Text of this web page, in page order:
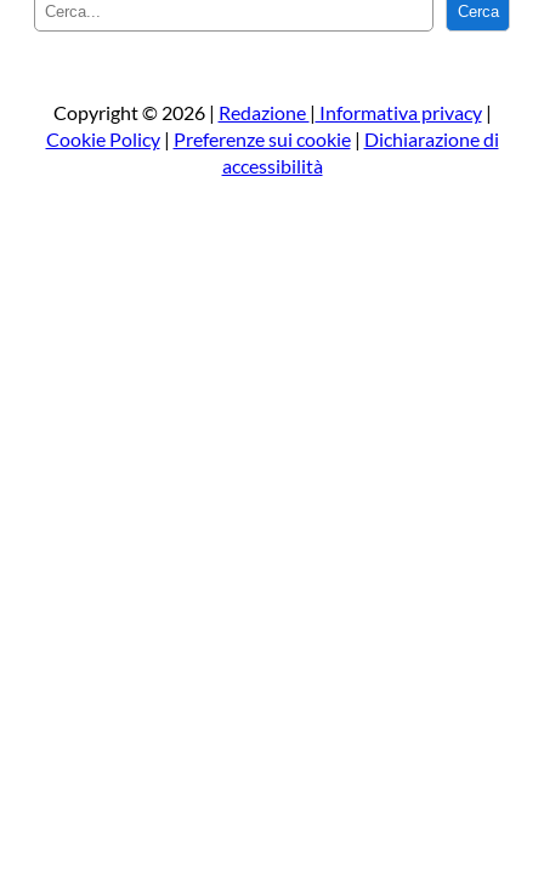
e
a
Cerca
Copyright © 2026 | Redazione | Informativa privacy|
Cookie Policy| Preferenze sui cookie| Dichiarazione di
accessibilità